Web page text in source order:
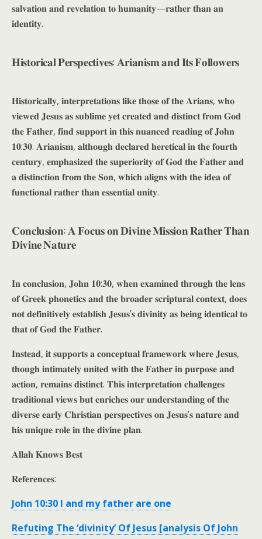
𝐬𝐚𝐥𝐯𝐚𝐭𝐢𝐨𝐧 𝐚𝐧𝐝 𝐫𝐞𝐯𝐞𝐥𝐚𝐭𝐢𝐨𝐧 𝐭𝐨 𝐡𝐮𝐦𝐚𝐧𝐢𝐭𝐲—𝐫𝐚𝐭𝐡𝐞𝐫 𝐭𝐡𝐚𝐧 𝐚𝐧
𝐢𝐝𝐞𝐧𝐭𝐢𝐭𝐲.
𝐇𝐢𝐬𝐭𝐨𝐫𝐢𝐜𝐚𝐥 𝐏𝐞𝐫𝐬𝐩𝐞𝐜𝐭𝐢𝐯𝐞𝐬: 𝐀𝐫𝐢𝐚𝐧𝐢𝐬𝐦 𝐚𝐧𝐝 𝐈𝐭𝐬 𝐅𝐨𝐥𝐥𝐨𝐰𝐞𝐫𝐬
𝐇𝐢𝐬𝐭𝐨𝐫𝐢𝐜𝐚𝐥𝐥𝐲, 𝐢𝐧𝐭𝐞𝐫𝐩𝐫𝐞𝐭𝐚𝐭𝐢𝐨𝐧𝐬 𝐥𝐢𝐤𝐞 𝐭𝐡𝐨𝐬𝐞 𝐨𝐟 𝐭𝐡𝐞 𝐀𝐫𝐢𝐚𝐧𝐬, 𝐰𝐡𝐨
𝐯𝐢𝐞𝐰𝐞𝐝 𝐉𝐞𝐬𝐮𝐬 𝐚𝐬 𝐬𝐮𝐛𝐥𝐢𝐦𝐞 𝐲𝐞𝐭 𝐜𝐫𝐞𝐚𝐭𝐞𝐝 𝐚𝐧𝐝 𝐝𝐢𝐬𝐭𝐢𝐧𝐜𝐭 𝐟𝐫𝐨𝐦 𝐆𝐨𝐝
𝐭𝐡𝐞 𝐅𝐚𝐭𝐡𝐞𝐫, 𝐟𝐢𝐧𝐝 𝐬𝐮𝐩𝐩𝐨𝐫𝐭 𝐢𝐧 𝐭𝐡𝐢𝐬 𝐧𝐮𝐚𝐧𝐜𝐞𝐝 𝐫𝐞𝐚𝐝𝐢𝐧𝐠 𝐨𝐟 𝐉𝐨𝐡𝐧
𝟏𝟎:𝟑𝟎. 𝐀𝐫𝐢𝐚𝐧𝐢𝐬𝐦, 𝐚𝐥𝐭𝐡𝐨𝐮𝐠𝐡 𝐝𝐞𝐜𝐥𝐚𝐫𝐞𝐝 𝐡𝐞𝐫𝐞𝐭𝐢𝐜𝐚𝐥 𝐢𝐧 𝐭𝐡𝐞 𝐟𝐨𝐮𝐫𝐭𝐡
𝐜𝐞𝐧𝐭𝐮𝐫𝐲, 𝐞𝐦𝐩𝐡𝐚𝐬𝐢𝐳𝐞𝐝 𝐭𝐡𝐞 𝐬𝐮𝐩𝐞𝐫𝐢𝐨𝐫𝐢𝐭𝐲 𝐨𝐟 𝐆𝐨𝐝 𝐭𝐡𝐞 𝐅𝐚𝐭𝐡𝐞𝐫 𝐚𝐧𝐝
𝐚 𝐝𝐢𝐬𝐭𝐢𝐧𝐜𝐭𝐢𝐨𝐧 𝐟𝐫𝐨𝐦 𝐭𝐡𝐞 𝐒𝐨𝐧, 𝐰𝐡𝐢𝐜𝐡 𝐚𝐥𝐢𝐠𝐧𝐬 𝐰𝐢𝐭𝐡 𝐭𝐡𝐞 𝐢𝐝𝐞𝐚 𝐨𝐟
𝐟𝐮𝐧𝐜𝐭𝐢𝐨𝐧𝐚𝐥 𝐫𝐚𝐭𝐡𝐞𝐫 𝐭𝐡𝐚𝐧 𝐞𝐬𝐬𝐞𝐧𝐭𝐢𝐚𝐥 𝐮𝐧𝐢𝐭𝐲.
𝐂𝐨𝐧𝐜𝐥𝐮𝐬𝐢𝐨𝐧: 𝐀 𝐅𝐨𝐜𝐮𝐬 𝐨𝐧 𝐃𝐢𝐯𝐢𝐧𝐞 𝐌𝐢𝐬𝐬𝐢𝐨𝐧 𝐑𝐚𝐭𝐡𝐞𝐫 𝐓𝐡𝐚𝐧
𝐃𝐢𝐯𝐢𝐧𝐞 𝐍𝐚𝐭𝐮𝐫𝐞
𝐈𝐧 𝐜𝐨𝐧𝐜𝐥𝐮𝐬𝐢𝐨𝐧, 𝐉𝐨𝐡𝐧 𝟏𝟎:𝟑𝟎, 𝐰𝐡𝐞𝐧 𝐞𝐱𝐚𝐦𝐢𝐧𝐞𝐝 𝐭𝐡𝐫𝐨𝐮𝐠𝐡 𝐭𝐡𝐞 𝐥𝐞𝐧𝐬
𝐨𝐟 𝐆𝐫𝐞𝐞𝐤 𝐩𝐡𝐨𝐧𝐞𝐭𝐢𝐜𝐬 𝐚𝐧𝐝 𝐭𝐡𝐞 𝐛𝐫𝐨𝐚𝐝𝐞𝐫 𝐬𝐜𝐫𝐢𝐩𝐭𝐮𝐫𝐚𝐥 𝐜𝐨𝐧𝐭𝐞𝐱𝐭, 𝐝𝐨𝐞𝐬
𝐧𝐨𝐭 𝐝𝐞𝐟𝐢𝐧𝐢𝐭𝐢𝐯𝐞𝐥𝐲 𝐞𝐬𝐭𝐚𝐛𝐥𝐢𝐬𝐡 𝐉𝐞𝐬𝐮𝐬’𝐬 𝐝𝐢𝐯𝐢𝐧𝐢𝐭𝐲 𝐚𝐬 𝐛𝐞𝐢𝐧𝐠 𝐢𝐝𝐞𝐧𝐭𝐢𝐜𝐚𝐥 𝐭𝐨
𝐭𝐡𝐚𝐭 𝐨𝐟 𝐆𝐨𝐝 𝐭𝐡𝐞 𝐅𝐚𝐭𝐡𝐞𝐫.
𝐈𝐧𝐬𝐭𝐞𝐚𝐝, 𝐢𝐭 𝐬𝐮𝐩𝐩𝐨𝐫𝐭𝐬 𝐚 𝐜𝐨𝐧𝐜𝐞𝐩𝐭𝐮𝐚𝐥 𝐟𝐫𝐚𝐦𝐞𝐰𝐨𝐫𝐤 𝐰𝐡𝐞𝐫𝐞 𝐉𝐞𝐬𝐮𝐬,
𝐭𝐡𝐨𝐮𝐠𝐡 𝐢𝐧𝐭𝐢𝐦𝐚𝐭𝐞𝐥𝐲 𝐮𝐧𝐢𝐭𝐞𝐝 𝐰𝐢𝐭𝐡 𝐭𝐡𝐞 𝐅𝐚𝐭𝐡𝐞𝐫 𝐢𝐧 𝐩𝐮𝐫𝐩𝐨𝐬𝐞 𝐚𝐧𝐝
𝐚𝐜𝐭𝐢𝐨𝐧, 𝐫𝐞𝐦𝐚𝐢𝐧𝐬 𝐝𝐢𝐬𝐭𝐢𝐧𝐜𝐭. 𝐓𝐡𝐢𝐬 𝐢𝐧𝐭𝐞𝐫𝐩𝐫𝐞𝐭𝐚𝐭𝐢𝐨𝐧 𝐜𝐡𝐚𝐥𝐥𝐞𝐧𝐠𝐞𝐬
𝐭𝐫𝐚𝐝𝐢𝐭𝐢𝐨𝐧𝐚𝐥 𝐯𝐢𝐞𝐰𝐬 𝐛𝐮𝐭 𝐞𝐧𝐫𝐢𝐜𝐡𝐞𝐬 𝐨𝐮𝐫 𝐮𝐧𝐝𝐞𝐫𝐬𝐭𝐚𝐧𝐝𝐢𝐧𝐠 𝐨𝐟 𝐭𝐡𝐞
𝐝𝐢𝐯𝐞𝐫𝐬𝐞 𝐞𝐚𝐫𝐥𝐲 𝐂𝐡𝐫𝐢𝐬𝐭𝐢𝐚𝐧 𝐩𝐞𝐫𝐬𝐩𝐞𝐜𝐭𝐢𝐯𝐞𝐬 𝐨𝐧 𝐉𝐞𝐬𝐮𝐬’𝐬 𝐧𝐚𝐭𝐮𝐫𝐞 𝐚𝐧𝐝
𝐡𝐢𝐬 𝐮𝐧𝐢𝐪𝐮𝐞 𝐫𝐨𝐥𝐞 𝐢𝐧 𝐭𝐡𝐞 𝐝𝐢𝐯𝐢𝐧𝐞 𝐩𝐥𝐚𝐧.
𝐀𝐥𝐥𝐚𝐡 𝐊𝐧𝐨𝐰𝐬 𝐁𝐞𝐬𝐭
𝐑𝐞𝐟𝐞𝐫𝐞𝐧𝐜𝐞𝐬:
John 10:30 I and my father are one
Refuting The ‘divinity’ Of Jesus [analysis Of John